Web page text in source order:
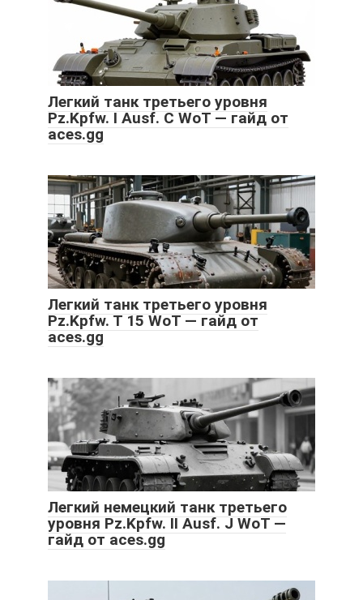
Легкий танк третьего уровня
Pz.Kpfw. I Ausf. C WoT — гайд от
aces.gg
Легкий танк третьего уровня
Pz.Kpfw. T 15 WoT — гайд от
aces.gg
Легкий немецкий танк третьего
уровня Pz.Kpfw. II Ausf. J WoT —
гайд от aces.gg